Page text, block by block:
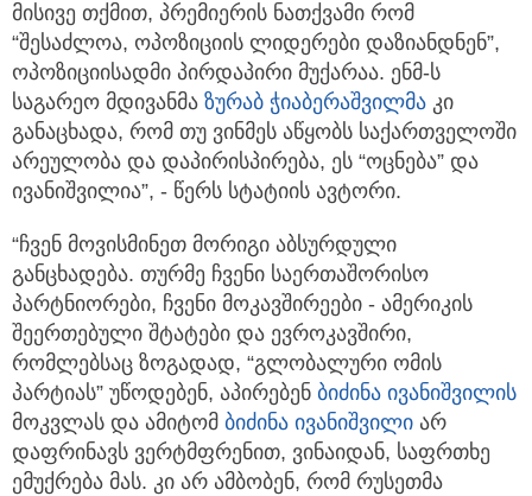
მისივე თქმით, პრემიერის ნათქვამი რომ
“შესაძლოა, ოპოზიციის ლიდერები დაზიანდნენ”,
ოპოზიციისადმი პირდაპირი მუქარაა. ენმ-ს
საგარეო მდივანმა ზურაბ ჭიაბერაშვილმა კი
განაცხადა, რომ თუ ვინმეს აწყობს საქართველოში
არეულობა და დაპირისპირება, ეს “ოცნება” და
ივანიშვილია”, - წერს სტატიის ავტორი.
“ჩვენ მოვისმინეთ მორიგი აბსურდული
განცხადება. თურმე ჩვენი საერთაშორისო
პარტნიორები, ჩვენი მოკავშირეები - ამერიკის
შეერთებული შტატები და ევროკავშირი,
რომლებსაც ზოგადად, “გლობალური ომის
პარტიას” უწოდებენ, აპირებენ ბიძინა ივანიშვილის
მოკვლას და ამიტომ ბიძინა ივანიშვილი არ
დაფრინავს ვერტმფრენით, ვინაიდან, საფრთხე
ემუქრება მას. კი არ ამბობენ, რომ რუსეთმა